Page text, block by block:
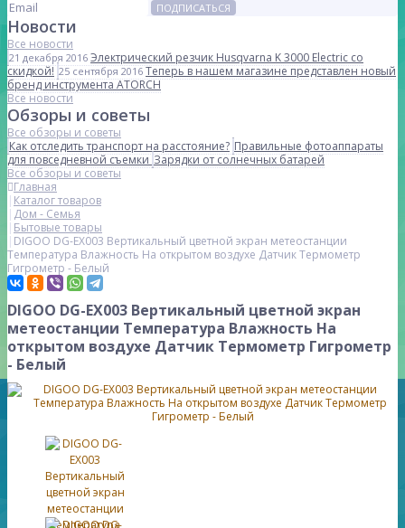
ПОДПИСАТЬСЯ
Новости
Все новости
21 декабря 2016 Электрический резчик Husqvarna K 3000 Electric со
скидкой! 25 сентября 2016 Теперь в нашем магазине представлен новый
бренд инструмента ATORCH
Все новости
Обзоры и советы
Все обзоры и советы
Как отследить транспорт на расстояние? Правильные фотоаппараты
для повседневной съемкиЗарядки от солнечных батарей
Все обзоры и советы
Главная
Каталог товаров
Дом - Семья
Бытовые товары
DIGOO DG-EX003 Вертикальный цветной экран метеостанции
Температура Влажность На открытом воздухе Датчик Термометр
Гигрометр - Белый
DIGOO DG-EX003 Вертикальный цветной экран
метеостанции Температура Влажность На
открытом воздухе Датчик Термометр Гигрометр
- Белый